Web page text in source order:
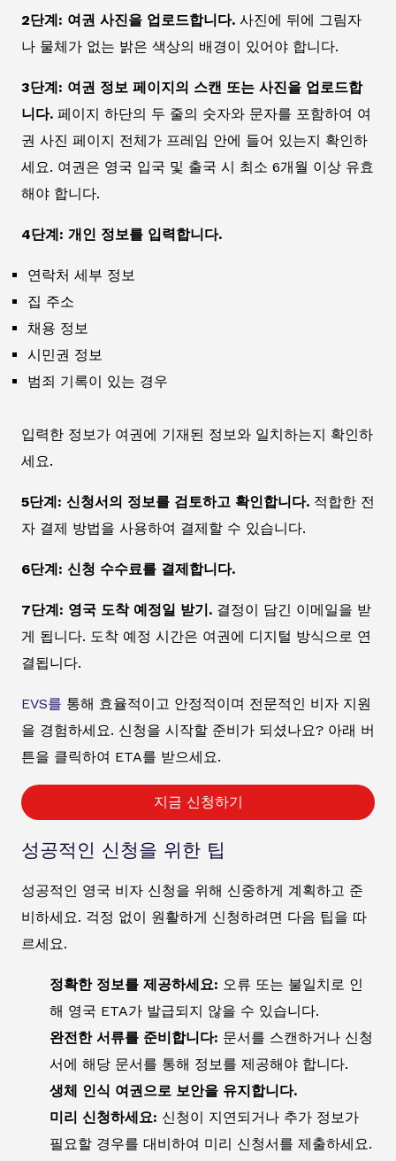
2단계: 여권 사진을 업로드합니다. 사진에 뒤에 그림자
나 물체가 없는 밝은 색상의 배경이 있어야 합니다.
3단계: 여권 정보 페이지의 스캔 또는 사진을 업로드합
니다. 페이지 하단의 두 줄의 숫자와 문자를 포함하여 여
권 사진 페이지 전체가 프레임 안에 들어 있는지 확인하
세요. 여권은 영국 입국 및 출국 시 최소 6개월 이상 유효
해야 합니다.
4단계: 개인 정보를 입력합니다.
연락처 세부 정보
집 주소
채용 정보
시민권 정보
범죄 기록이 있는 경우
입력한 정보가 여권에 기재된 정보와 일치하는지 확인하
세요.
5단계: 신청서의 정보를 검토하고 확인합니다. 적합한 전
자 결제 방법을 사용하여 결제할 수 있습니다.
6단계: 신청 수수료를 결제합니다.
7단계: 영국 도착 예정일 받기. 결정이 담긴 이메일을 받
게 됩니다. 도착 예정 시간은 여권에 디지털 방식으로 연
결됩니다.
EVS를 통해 효율적이고 안정적이며 전문적인 비자 지원
을 경험하세요. 신청을 시작할 준비가 되셨나요? 아래 버
튼을 클릭하여 ETA를 받으세요.
지금 신청하기
성공적인 신청을 위한 팁
성공적인 영국 비자 신청을 위해 신중하게 계획하고 준
비하세요. 걱정 없이 원활하게 신청하려면 다음 팁을 따
르세요.
정확한 정보를 제공하세요: 오류 또는 불일치로 인
해 영국 ETA가 발급되지 않을 수 있습니다.
완전한 서류를 준비합니다: 문서를 스캔하거나 신청
서에 해당 문서를 통해 정보를 제공해야 합니다.
생체 인식 여권으로 보안을 유지합니다.
미리 신청하세요: 신청이 지연되거나 추가 정보가
필요할 경우를 대비하여 미리 신청서를 제출하세요.